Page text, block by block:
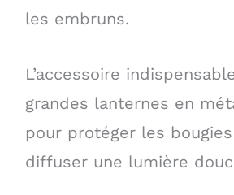
les embruns.
L’accessoire
grandes lanternes en
pour protéger les
diffuser une lumière